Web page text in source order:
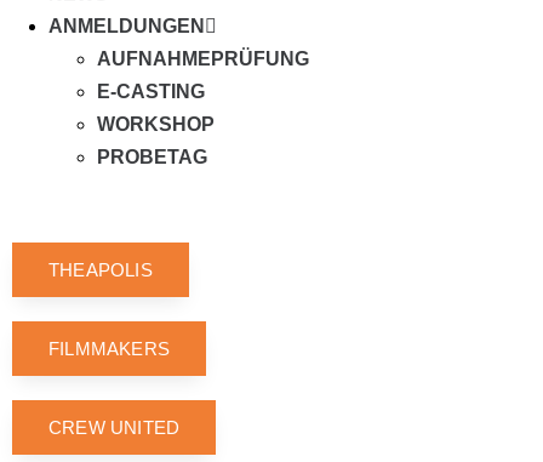
ANMELDUNGEN
AUFNAHMEPRÜFUNG
E-CASTING
WORKSHOP
PROBETAG
THEAPOLIS
FILMMAKERS
CREW UNITED